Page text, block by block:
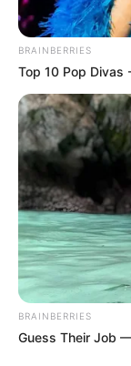
hogyvolt.co - 2026 |